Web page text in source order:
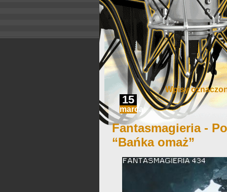
Wpisy
15
marca
Fantasmagieria -
“Bańka omaż”